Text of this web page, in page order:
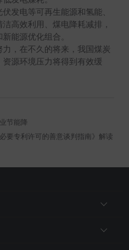
发电等可再生能源和氢能、
高效利用、煤电降耗减排，
能源优化组合。
，在不久的将来，我国煤炭
源环境压力将得到有效缓
节能降
要专利许可的善意谈判指南》解读